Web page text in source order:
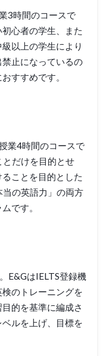
3時間のコースで
心者の学生、また
以上の学生により
止になっているの
すすめです。
業4時間のコースで
だけを目的とせ
ことを目的とした
の英語力」の両方
です。
E&GはIELTS登録機
のトレーニングを
的を基準に編成さ
ルを上げ、目標を